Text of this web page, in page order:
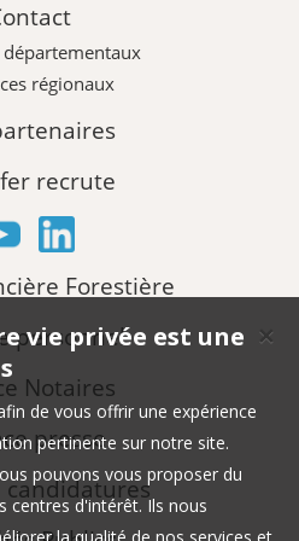
départementaux
régionaux
recrute
Forestière
personnel
Notaires
presse
candidatures
✕
vie privée est une
de vous offrir une expérience
pertinente sur notre site.
pouvons vous proposer du
centres d'intérêt. Ils nous